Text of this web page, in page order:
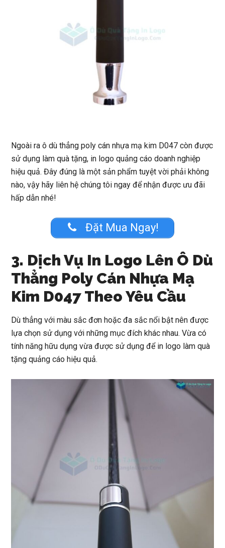
Ngoài ra ô dù thẳng poly cán nhựa mạ kim D047 còn được
sử dụng làm quà tặng, in logo quảng cáo doanh nghiệp
hiệu quả. Đây đúng là một sản phẩm tuyệt vời phải không
nào, vậy hãy liên hệ chúng tôi ngay để nhận được ưu đãi
hấp dẫn nhé!
Đặt Mua Ngay!
3. Dịch Vụ In Logo Lên Ô Dù
Thẳng Poly Cán Nhựa Mạ
Kim D047 Theo Yêu Cầu
Dù thẳng với màu sắc đơn hoặc đa sắc nổi bật nên được
lựa chọn sử dụng với những mục đích khác nhau. Vừa có
tính năng hữu dụng vừa được sử dụng để in logo làm quà
tặng quảng cáo hiệu quả.